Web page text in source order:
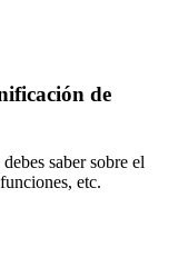
de
saber sobre el
etc.